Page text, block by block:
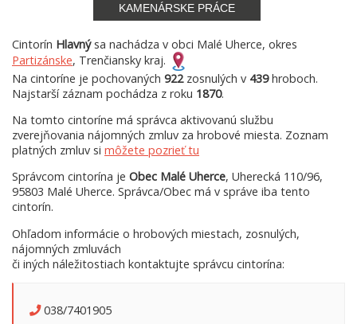
KAMENÁRSKE PRÁCE
Cintorín Hlavnýsa nachádza v obci Malé Uherce, okres
Partizánske, Trenčiansky kraj.
Na cintoríne je pochovaných 922zosnulých v 439hroboch.
Najstarší záznam pochádza z roku 1870.
Na tomto cintoríne má správca aktivovanú službu
zverejňovania nájomných zmluv za hrobové miesta. Zoznam
platných zmluv si môžete pozrieť tu
Správcom cintorína je Obec Malé Uherce, Uherecká 110/96,
95803 Malé Uherce. Správca/Obec má v správe iba tento
cintorín.
Ohľadom informácie o hrobových miestach, zosnulých,
nájomných zmluvách
či iných náležitostiach kontaktujte správcu cintorína:
038/7401905